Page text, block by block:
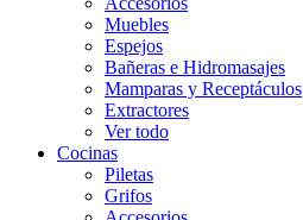
Muebles
Espejos
Bañeras e Hidromasajes
Mamparas y Receptáculos
Extractores
Ver todo
Cocinas
Piletas
Grifos